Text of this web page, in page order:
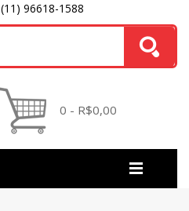
(11) 96618-1588
0 - R$0,00